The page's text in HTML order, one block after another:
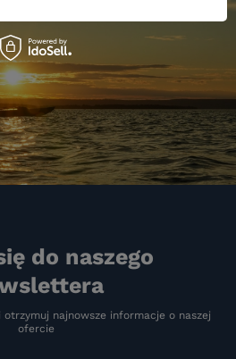
do naszego
najnowsze informacje o naszej
ofercie